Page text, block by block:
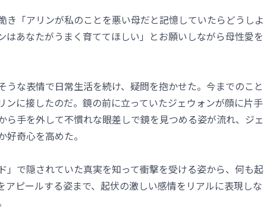
き「アリンが私のことを悪い母だと記憶していたらどうしよ
はあなたがうまく育ててほしい」とお願いしながら母性愛を
うな表情で日常生活を続け、疑問を抱かせた。今までのこと
ンに接したのだ。鏡の前に立っていたジェウォンが顔に片手
ら手を外して不慣れな眼差しで鏡を見つめる姿が流れ、ジェ
奇心を高めた。
」で隠されていた真実を知って衝撃を受ける姿から、何も起
アピールする姿まで、起伏の激しい感情をリアルに表現しな